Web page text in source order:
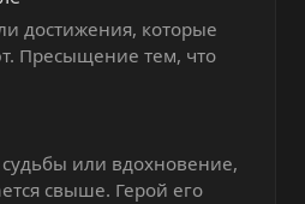
достижения, которые
Пресыщение тем, что
или вдохновение,
свыше. Герой его